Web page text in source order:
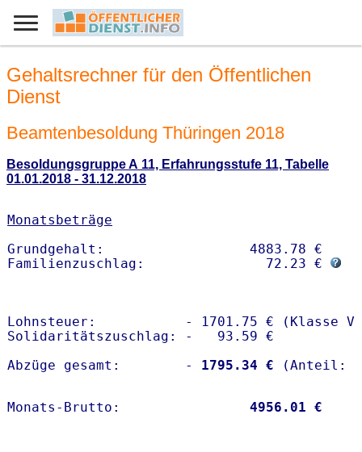
Gehaltsrechner für den Öffentlichen
Dienst
Beamtenbesoldung Thüringen 2018
Besoldungsgruppe A 11, Erfahrungsstufe 11, Tabelle
01.01.2018 - 31.12.2018
Monatsbeträge
Grundgehalt:                  4883.78 €
Familienzuschlag:               72.23 €
Lohnsteuer:           - 1701.75 € (Klasse V)
Solidaritätszuschlag: -   93.59 €
Abzüge gesamt:        -
1795.34 €
Monats-Brutto: 4956.01 €